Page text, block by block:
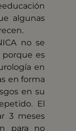
algunas
no se
es
en
en forma
en su
El
3 meses
para no